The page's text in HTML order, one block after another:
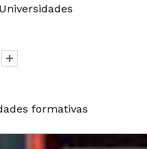
Universidades
formativas